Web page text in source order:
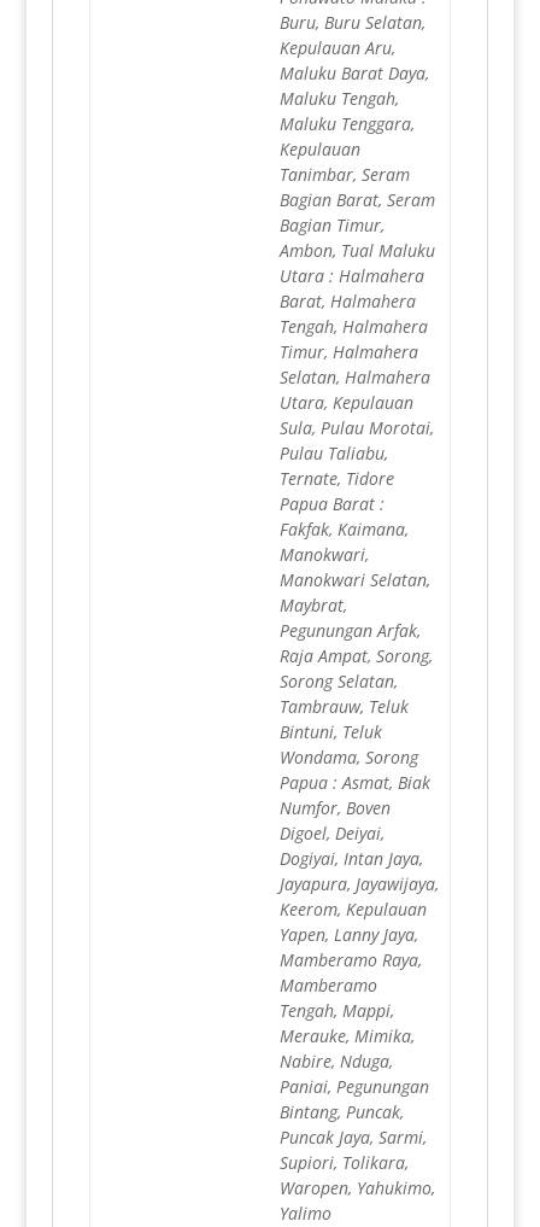
Buru, Buru Selatan,
Kepulauan Aru,
Maluku Barat Daya,
Maluku Tengah,
Maluku Tenggara,
Kepulauan
Tanimbar, Seram
Bagian Barat, Seram
Bagian Timur,
Ambon, Tual Maluku
Utara : Halmahera
Barat, Halmahera
Tengah, Halmahera
Timur, Halmahera
Selatan, Halmahera
Utara, Kepulauan
Sula, Pulau Morotai,
Pulau Taliabu,
Ternate, Tidore
Papua Barat :
Fakfak, Kaimana,
Manokwari,
Manokwari Selatan,
Maybrat,
Pegunungan Arfak,
Raja Ampat, Sorong,
Sorong Selatan,
Tambrauw, Teluk
Bintuni, Teluk
Wondama, Sorong
Papua : Asmat, Biak
Numfor, Boven
Digoel, Deiyai,
Dogiyai, Intan Jaya,
Jayapura, Jayawijaya,
Keerom, Kepulauan
Yapen, Lanny Jaya,
Mamberamo Raya,
Mamberamo
Tengah, Mappi,
Merauke, Mimika,
Nabire, Nduga,
Paniai, Pegunungan
Bintang, Puncak,
Puncak Jaya, Sarmi,
Supiori, Tolikara,
Waropen, Yahukimo,
Yalimo